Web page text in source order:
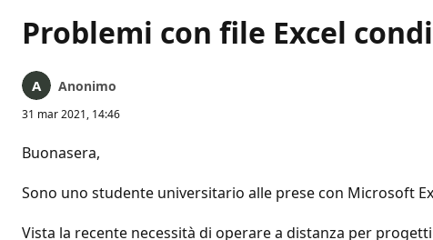
Problemi con file Excel
Anonimo
31 mar 2021, 14:46
Buonasera,
Sono uno studente universitario alle prese con Microsoft
Vista la recente necessità di operare a distanza per